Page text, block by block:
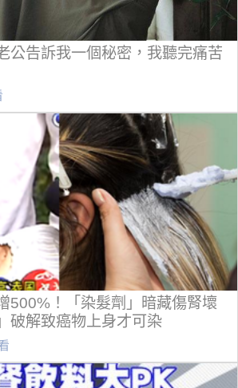
公告訴我一個秘密，我聽完痛苦
500%！「染髮劑」暗藏傷腎壞
破解致癌物上身才可染